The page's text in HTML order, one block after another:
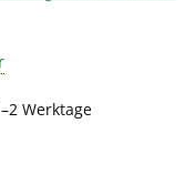
Werktage